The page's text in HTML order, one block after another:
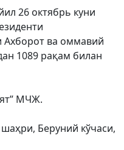
26 октябрь куни
Ахборот ва оммавий
1089 рақам билан
МЧЖ.
Беруний кўчаси,